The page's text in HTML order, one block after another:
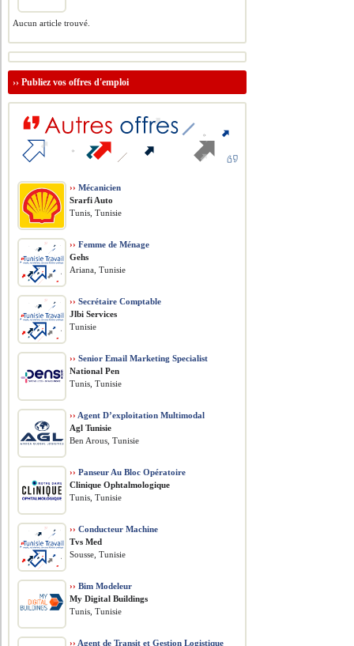
Aucun article trouvé.
››Publiez vos offres d'emploi
›› Mécanicien
Srarfi Auto
Tunis, Tunisie
›› Femme de Ménage
Gehs
Ariana, Tunisie
›› Secrétaire Comptable
Jlbi Services
Tunisie
›› Senior Email Marketing Specialist
National Pen
Tunis, Tunisie
›› Agent D’exploitation Multimodal
Agl Tunisie
Ben Arous, Tunisie
›› Panseur Au Bloc Opératoire
Clinique Ophtalmologique
Tunis, Tunisie
›› Conducteur Machine
Tvs Med
Sousse, Tunisie
›› Bim Modeleur
My Digital Buildings
Tunis, Tunisie
›› Agent de Transit et Gestion Logistique